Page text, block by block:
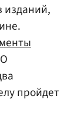
изданий,
пройдет